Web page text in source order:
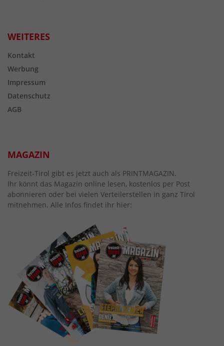
WEITERES
Kontakt
Werbung
Impressum
Datenschutz
AGB
MAGAZIN
Freizeit-Tirol gibt es jetzt auch als PRINTMAGAZIN.
Ihr könnt das Magazin online lesen, kostenlos per Post
abonnieren oder bei vielen Verteilerstellen in ganz Tirol
mitnehmen. Alle Infos findet ihr hier: